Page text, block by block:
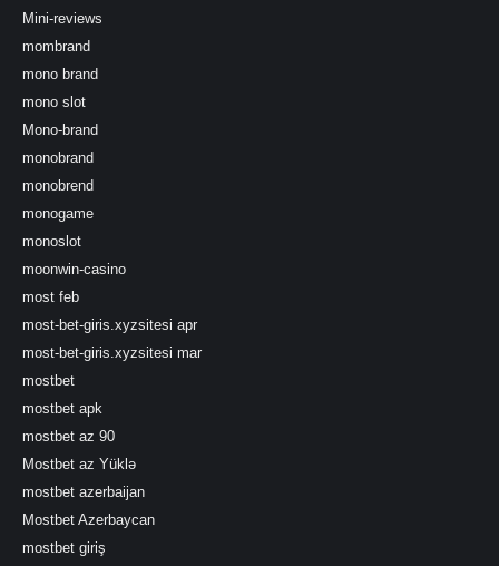
Mini-reviews
mombrand
mono brand
mono slot
Mono-brand
monobrand
monobrend
monogame
monoslot
moonwin-casino
most feb
most-bet-giris.xyzsitesi apr
most-bet-giris.xyzsitesi mar
mostbet
mostbet apk
mostbet az 90
Mostbet az Yüklə
mostbet azerbaijan
Mostbet Azerbaycan
mostbet giriş